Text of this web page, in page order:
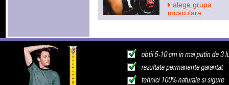
alege grupa
musculara